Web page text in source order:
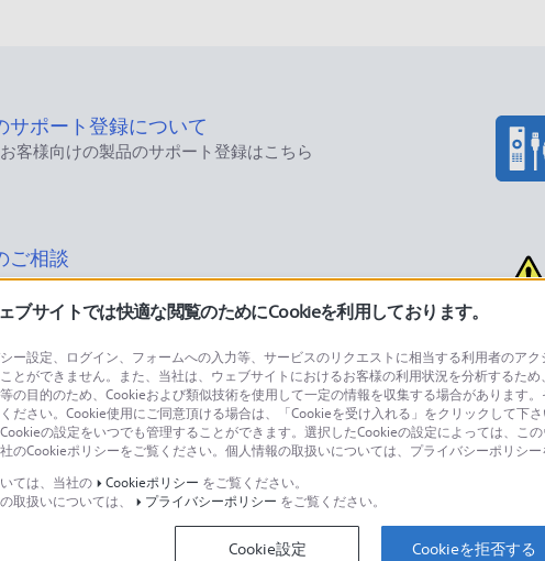
サポート登録について
客様向けの製品のサポート登録はこちら
ご相談
ェッショナル/業務用製品に関するお問い合わせ
客様はこちら
ストアでのお買い物に関するご利用ガイド・お問
ブサイトでは快適な閲覧のためにCookieを利用しております。
ー設定、ログイン、フォームへの入力等、サービスのリクエストに相当する利用者のア
とができません。また、当社は、ウェブサイトにおけるお客様の利用状況を分析するた
の目的のため、Cookieおよび類似技術を使用して一定の情報を収集する場合があります
ださい。Cookie使用にご同意頂ける場合は、「Cookieを受け入れる」をクリックして下
の設定をいつでも管理することができます。選択したCookieの設定によっては、こ
のCookieポリシーをご覧ください。個人情報の取扱いについては、プライバシーポリシー
ては、当社の
Cookieポリシー をご覧ください。
取扱いについては、
プライバシーポリシー をご覧ください。
Cookie設定 Cookieを拒否する